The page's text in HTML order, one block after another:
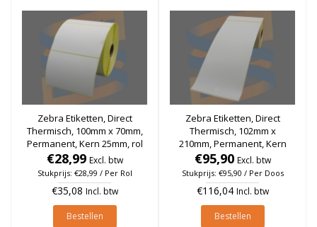
Zebra Etiketten, Direct
Thermisch, 100mm x 70mm,
Permanent, Kern 25mm, rol
à 1.000 stuks
€28,99 Excl. btw
Stukprijs: €28,99 / Per Rol
€35,08 Incl. btw
Bestellen
Zebra Etiketten, Direct
Thermisch, 102mm x
210mm, Permanent, Kern
25mm, rol à 210 stuks (Per
doos)
€95,90 Excl. btw
Stukprijs: €95,90 / Per Doos
€116,04 Incl. btw
Bestellen